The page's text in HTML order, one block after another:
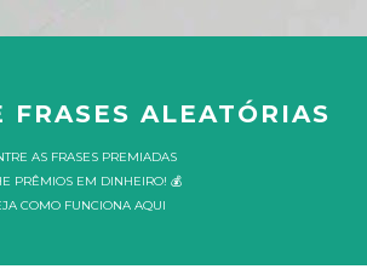
FRASES ALEATÓRIAS
AS FRASES PREMIADAS
PRÊMIOS EM DINHEIRO! 💰
COMO FUNCIONA AQUI